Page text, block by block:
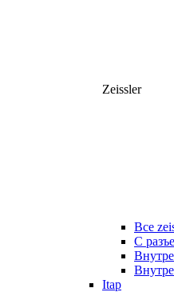
Zeissler
Все
С
Itap